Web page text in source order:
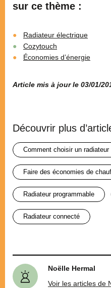
sur ce thème :
Radiateur électrique
Cozytouch
Économies d’énergie
Article mis à jour le 03/01/
Découvrir plus
comment choisir un radiateur
faire des économies de
radiateur programmable
radiateur connecté
Noëlle Hermal
Voir les articles de